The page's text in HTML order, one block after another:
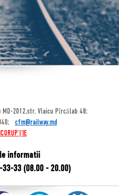
MD-2012,str. Vlaicu Pîrcălab 48;
cfm@railway.md
informatii
33 (08.00 - 20.00)